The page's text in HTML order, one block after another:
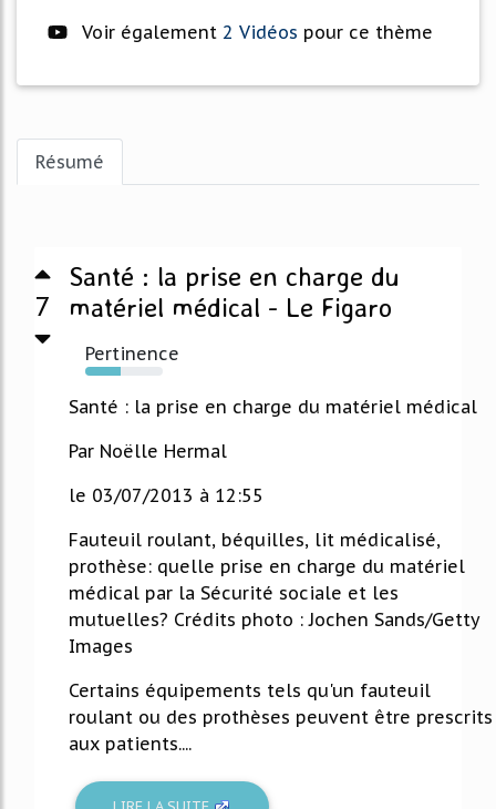
Voir également 2 Vidéos pour ce thème
Résumé
7
Santé : la prise en charge du
matériel médical - Le Figaro
Pertinence
46%
Santé : la prise en charge du matériel médical
Par Noëlle Hermal
le 03/07/2013 à 12:55
Fauteuil roulant, béquilles, lit médicalisé,
prothèse: quelle prise en charge du matériel
médical par la Sécurité sociale et les
mutuelles? Crédits photo : Jochen Sands/Getty
Images
Certains équipements tels qu'un fauteuil
roulant ou des prothèses peuvent être prescrits
aux patients....